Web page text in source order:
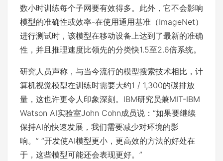
数小时训练每个子网要有效得多。此外，它不会影响
模型的准确性或效率-在使用通用基准（ImageNet）
进行测试时，该模型在移动设备上达到了最新的准确
性，并且推理速度比领先的分类快1.5至2.6倍系统。
研究人员声称，与当今流行的模型搜索技术相比，计
算机视觉模型在训练时需要大约1 / 1,300的碳排放
量，这也许更令人印象深刻。IBM研究员兼MIT-IBM
Watson AI实验室John Cohn成员说：“如果要继续
保持AI的快速发展，我们需要减少对环境的影
响。” “开发使AI模型更小，更高效的方法的好处在
于，这些模型可能还会表现更好。”